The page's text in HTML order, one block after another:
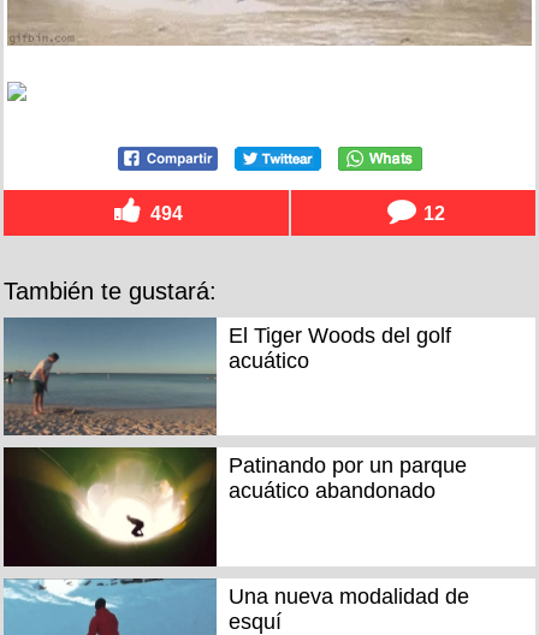
494 12
También te gustará:
El Tiger Woods del golf
acuático
Patinando por un parque
acuático abandonado
Una nueva modalidad de
esquí